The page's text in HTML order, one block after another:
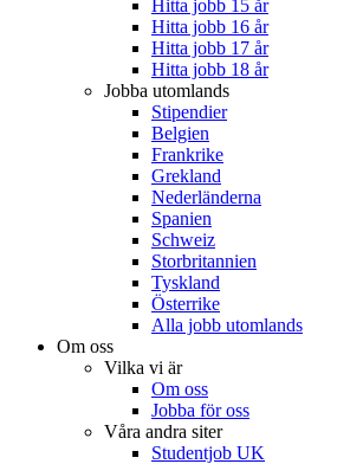
Hitta jobb 15 år
Hitta jobb 16 år
Hitta jobb 17 år
Hitta jobb 18 år
Jobba utomlands
Stipendier
Belgien
Frankrike
Grekland
Nederländerna
Spanien
Schweiz
Storbritannien
Tyskland
Österrike
Alla jobb utomlands
Om oss
Vilka vi är
Om oss
Jobba för oss
Våra andra siter
Studentjob UK